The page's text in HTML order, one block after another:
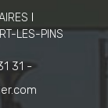
LES-PINS
31 -